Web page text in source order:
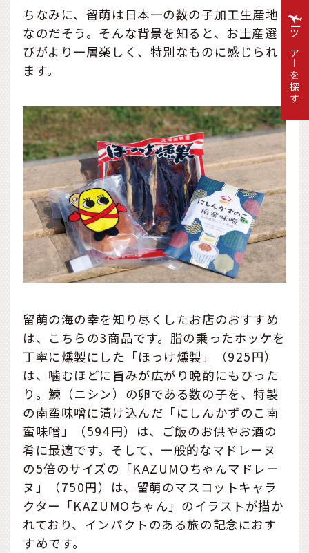
ちなみに、留萌は日本一の数の子加工生産地
なのだそう。そんな背景を知ると、お土産選
びがより一層楽しく、特別なものに感じられ
ます。
留萌の海の幸を知り尽くしたお店のおすすめ
は、こちらの3商品です。脂の乗ったホッケを
丁寧に燻製にした「ほっけ燻製」（925円）
は、噛むほどに旨みが広がり晩酌にもぴった
り。鰊（ニシン）の卵である数の子を、特製
の南蛮味噌に漬け込んだ「にしんかずのこ南
蛮味噌」（594円）は、ご飯のお供やお酒の
肴に最適です。そして、一般的なマドレーヌ
の5倍のサイズの「KAZUMOちゃんマドレー
ヌ」（750円）は、留萌のマスコットキャラ
クター「KAZUMOちゃん」のイラストが描か
れており、インパクトのある旅の記念におす
すめです。
ツアーを探す